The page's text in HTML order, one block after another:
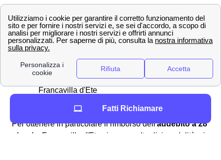
d'Ete
Richiedere un rimborsoa WindTre a Francavilla d'Ete è
una procedura alquanto semplice e lineare che può
essere svolta per molteplici ragioni, ad esempio:
fatturazioni errate
addebito ogni 28 giorni
problemi con la business SIM windtre a
Francavilla d'Ete
Per ottenere in particolare il rimborso dell'addebito a 28
giorni a Francavilla d'Ete vi sono molteplici modalità: si
Fatti Richiamare